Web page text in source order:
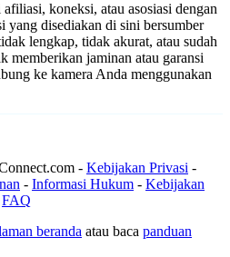
koneksi, atau asosiasi dengan
disediakan di sini bersumber
lengkap, tidak akurat, atau sudah
memberikan jaminan atau garansi
ke kamera Anda menggunakan
- Kebijakan Privasi -
- Informasi Hukum - Kebijakan
FAQ
beranda atau baca panduan